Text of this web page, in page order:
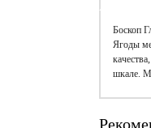
Боскоп
Ягоды
шкале.